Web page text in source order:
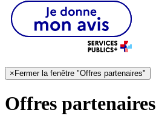
×Fermer la fenêtre "Offres partenaires"
Offres partenaires